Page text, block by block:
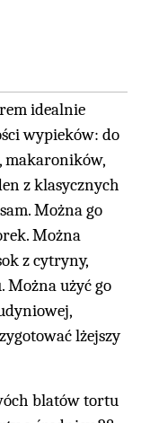
idealnie
wypieków: do
makaroników,
z klasycznych
Można go
Można
z cytryny,
Można użyć go
lżejszy
blatów tortu